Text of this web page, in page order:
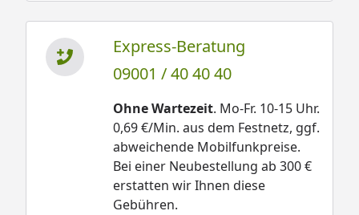
Express-Beratung
09001 / 40 40 40
Ohne Wartezeit. Mo-Fr. 10-15 Uhr.
0,69 €/Min. aus dem Festnetz, ggf.
abweichende Mobilfunkpreise.
Bei einer Neubestellung ab 300 €
erstatten wir Ihnen diese
Gebühren.